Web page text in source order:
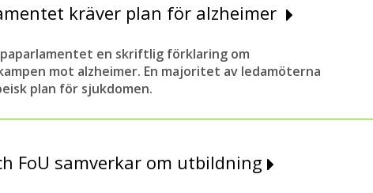
kräver plan för alzheimer
en skriftlig förklaring om
mot alzheimer. En majoritet av ledamöterna
plan för sjukdomen.
FoU samverkar om utbildning